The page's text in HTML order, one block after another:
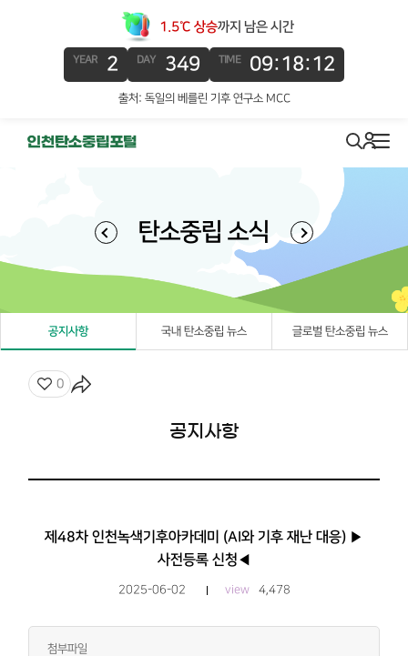
1.5℃ 상승까지 남은 시간
YEAR 2 DAY 349 TIME 09:18:12
출처: 독일의 베를린 기후 연구소 MCC
search
로그인
메뉴
탄소중립 소식
공지사항 국내 탄소중립 뉴스 글로벌 탄소중립 뉴스
좋아요
0
공지사항
제48차 인천녹색기후아카데미 (AI와 기후 재난 대응) ▶
사전등록 신청◀
2025-06-02 view 4,478
첨부파일